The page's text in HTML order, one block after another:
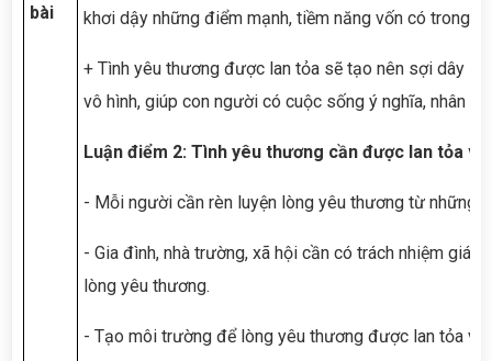
bài
khơi dậy những điểm mạnh, tiềm năng vốn có trong
+ Tình yêu thương được lan tỏa sẽ tạo nên sợi dây
vô hình, giúp con người có cuộc sống ý nghĩa, nhân
Luận điểm 2: Tình yêu thương cần được lan tỏa và
- Mỗi người cần rèn luyện lòng yêu thương từ những
- Gia đình, nhà trường, xã hội cần có trách nhiệm giáo
lòng yêu thương.
- Tạo môi trường để lòng yêu thương được lan tỏa và